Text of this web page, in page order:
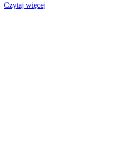
Czytaj więcej